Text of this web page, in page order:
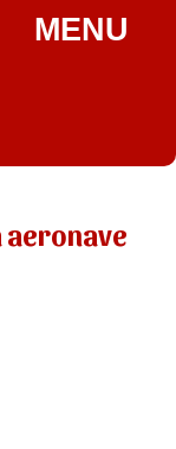
MENU